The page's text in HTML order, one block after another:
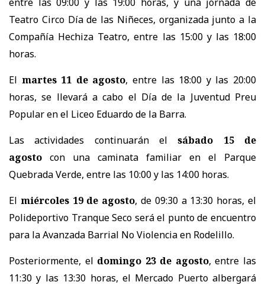
Teatro Circo Día de las Niñeces, organizada junto a la
Compañía Hechiza Teatro, entre las 15:00 y las 18:00
horas.
El martes 11 de agosto, entre las 18:00 y las 20:00
horas, se llevará a cabo el Día de la Juventud Preu
Popular en el Liceo Eduardo de la Barra.
Las actividades continuarán el
sábado 15 de
agosto con una caminata familiar en el Parque
Quebrada Verde, entre las 10:00 y las 14:00 horas.
El miércoles 19 de agosto, de 09:30 a 13:30 horas, el
Polideportivo Tranque Seco será el punto de encuentro
para la Avanzada Barrial No Violencia en Rodelillo.
Posteriormente, el domingo 23 de agosto, entre las
11:30 y las 13:30 horas, el Mercado Puerto albergará